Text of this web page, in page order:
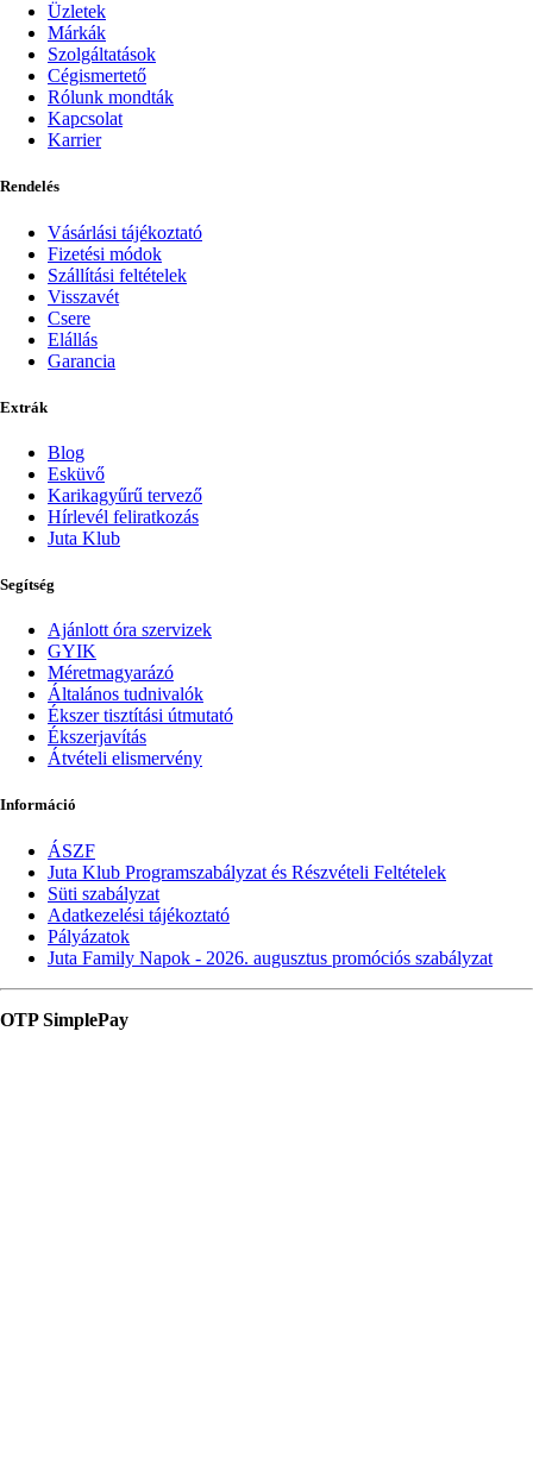
Üzletek
Márkák
Szolgáltatások
Cégismertető
Rólunk mondták
Kapcsolat
Karrier
Rendelés
Vásárlási tájékoztató
Fizetési módok
Szállítási feltételek
Visszavét
Csere
Elállás
Garancia
Extrák
Blog
Esküvő
Karikagyűrű tervező
Hírlevél feliratkozás
Juta Klub
Segítség
Ajánlott óra szervizek
GYIK
Méretmagyarázó
Általános tudnivalók
Ékszer tisztítási útmutató
Ékszerjavítás
Átvételi elismervény
Információ
ÁSZF
Juta Klub Programszabályzat és Részvételi Feltételek
Süti szabályzat
Adatkezelési tájékoztató
Pályázatok
Juta Family Napok - 2026. augusztus promóciós szabályzat
OTP SimplePay